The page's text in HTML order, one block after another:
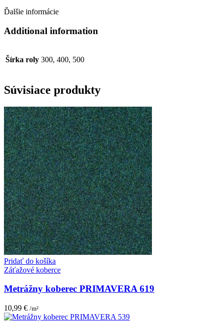
Ďalšie informácie
Additional information
Šírka roly 300, 400, 500
Súvisiace produkty
Pridať do košíka
Záťažové koberce
Metrážny koberec PRIMAVERA 619
10,99 € /m²